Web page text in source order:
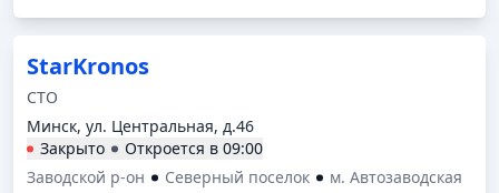
StarKronos
СТО
Минск, ул. Центральная, д.46
Закрыто
Откроется в 09:00
Заводской р-он
Северный поселок
м. Автозаводская